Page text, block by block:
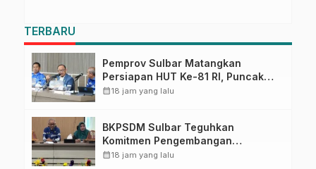
TERBARU
Pemprov Sulbar Matangkan
Persiapan HUT Ke-81 RI, Puncak
Upacara di Lapangan Ahmad
calendar_month18 jam yang lalu
BKPSDM Sulbar Teguhkan
Komitmen Pengembangan
Kompetensi ASN melalui
calendar_month18 jam yang lalu